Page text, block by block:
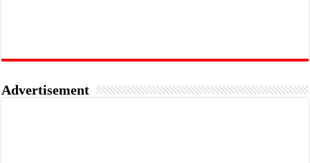
Advertisement